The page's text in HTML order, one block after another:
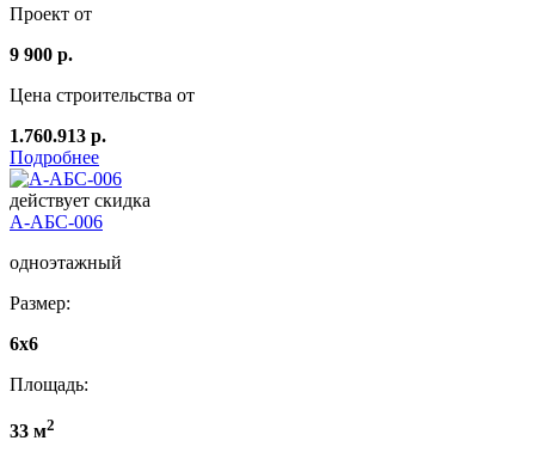
Проект от
9 900 р.
Цена строительства от
1.760.913 р.
Подробнее
действует скидка
А-АБС-006
одноэтажный
Размер:
6х6
Площадь:
33 м2